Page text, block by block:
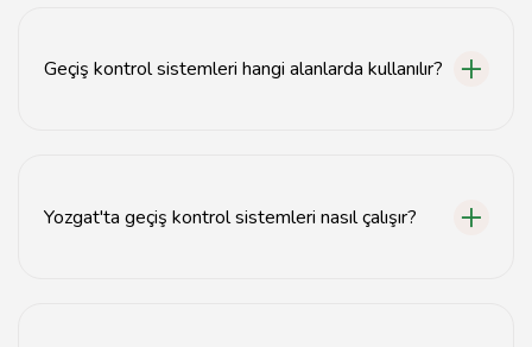
Geçiş kontrol sistemleri hangi alanlarda kullanılır?
Yozgat'ta geçiş kontrol sistemleri nasıl çalışır?